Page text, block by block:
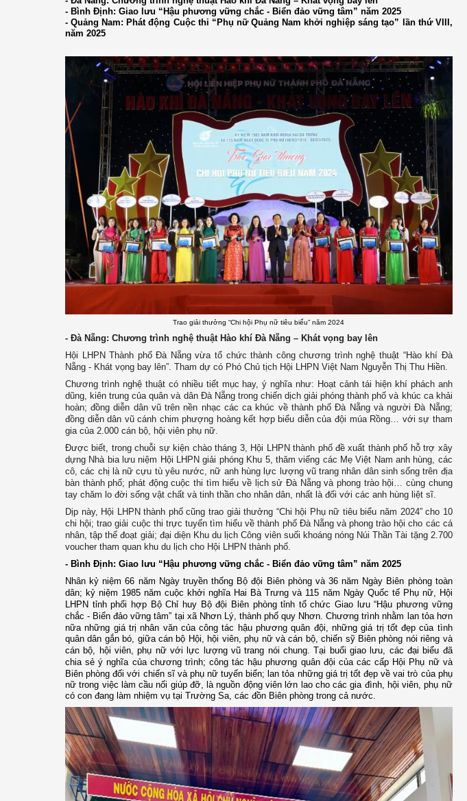
- Bình Định: Giao lưu “Hậu phương vững chắc - Biển đảo vững tâm” năm 2025
- Quảng Nam: Phát động Cuộc thi “Phụ nữ Quảng Nam khởi nghiệp sáng tạo” lần thứ VIII,
năm 2025
Trao giải thưởng “Chi hội Phụ nữ tiêu biểu” năm 2024
- Đà Nẵng: Chương trình nghệ thuật Hào khí Đà Nẵng – Khát vọng bay lên
Hội LHPN Thành phố Đà Nẵng vừa tổ chức thành công chương trình nghệ thuật “Hào khí Đà
Nẵng - Khát vọng bay lên”. Tham dự có Phó Chủ tịch Hội LHPN Việt Nam Nguyễn Thị Thu Hiền.
Chương trình nghệ thuật có nhiều tiết mục hay, ý nghĩa như: Hoạt cảnh tái hiện khí phách anh
dũng, kiên trung của quân và dân Đà Nẵng trong chiến dịch giải phóng thành phố và khúc ca khải
hoàn; đồng diễn dân vũ trên nền nhạc các ca khúc về thành phố Đà Nẵng và người Đà Nẵng;
đồng diễn dân vũ cánh chim phượng hoàng kết hợp biểu diễn của đội múa Rồng… với sự tham
gia của 2.000 cán bộ, hội viên phụ nữ.
Được biết, trong chuỗi sự kiện chào tháng 3, Hội LHPN thành phố đề xuất thành phố hỗ trợ xây
dựng Nhà bia lưu niệm Hội LHPN giải phóng Khu 5, thăm viếng các Mẹ Việt Nam anh hùng, các
cô, các chị là nữ cựu tù yêu nước, nữ anh hùng lực lượng vũ trang nhân dân sinh sống trên địa
bàn thành phố; phát động cuộc thi tìm hiểu về lịch sử Đà Nẵng và phong trào hội… cùng chung
tay chăm lo đời sống vật chất và tinh thần cho nhân dân, nhất là đối với các anh hùng liệt sĩ.
Dịp này, Hội LHPN thành phố cũng trao giải thưởng “Chi hội Phụ nữ tiêu biểu năm 2024” cho 10
chi hội; trao giải cuộc thi trực tuyến tìm hiểu về thành phố Đà Nẵng và phong trào hội cho các cá
nhân, tập thể đoạt giải; đại diện Khu du lịch Công viên suối khoáng nóng Núi Thần Tài tặng 2.700
voucher tham quan khu du lịch cho Hội LHPN thành phố.
- Bình Định: Giao lưu “Hậu phương vững chắc - Biển đảo vững tâm” năm 2025
Nhân kỷ niệm 66 năm Ngày truyền thống Bộ đội Biên phòng và 36 năm Ngày Biên phòng toàn
dân; kỷ niệm 1985 năm cuộc khởi nghĩa Hai Bà Trưng và 115 năm Ngày Quốc tế Phụ nữ, Hội
LHPN tỉnh phối hợp Bộ Chỉ huy Bộ đội Biên phòng tỉnh tổ chứcGiao lưu “Hậu phương vững
chắc - Biển đảo vững tâm” tại xã Nhơn Lý, thành phố quy Nhơn. Chương trìnhnhằm lan tỏa hơn
nữanhững giá trị nhân văn của công tác hậu phương quân đội, những giá trị tốt đẹp củatình
quân dân gắn bó, giữa cán bộ Hội, hội viên, phụ nữ và cán bộ, chiến sỹ Biên phòng nói riêng và
cán bộ, hội viên, phụ nữ với lực lượng vũ trang nói chung.Tại buổi giao lưu, các đại biểu đã
chia sẻ ý nghĩa của chương trình; công tác hậu phương quân đội của các cấp Hội Phụ nữ và
Biên phòng đối với chiến sĩ và phụ nữ tuyến biển; lan tỏa những giá trị tốt đẹp vềvai trò của phụ
nữ trong việc làm cầu nối giúp đỡ, là nguồn động viên lớn lao cho các gia đình, hội viên, phụ nữ
có con đang làm nhiệm vụ tại Trường Sa, các đồn Biên phòng trong cả nước.